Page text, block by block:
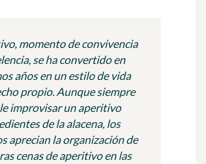
momento de convivencia
se ha convertido en
años en un estilo de vida
propio. Aunque siempre
improvisar un aperitivo
de la alacena, los
aprecian la organización de
cenas de aperitivo en las